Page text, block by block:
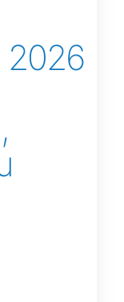
2026